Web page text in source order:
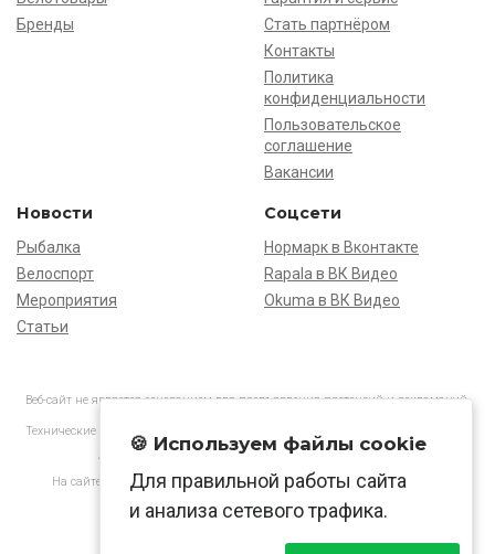
Бренды
Стать партнёром
Контакты
Политика
конфиденциальности
Пользовательское
соглашение
Вакансии
Новости
Рыбалка
Велоспорт
Мероприятия
Статьи
Соцсети
Нормарк в Вконтакте
Rapala в ВК Видео
Okuma в ВК Видео
Веб-сайт не является основанием для предъявления претензий и рекламаций,
Технические характеристики товаров могут отличаться от указанных на сайте.
АО «Нормарк» ИНН 7728172512 ОГРН 1037739603505
На сайте применяютсярекомендательные технологиив соответствии
🍪 Используем файлы cookie
Для правильной работы сайта
и анализа сетевого трафика.